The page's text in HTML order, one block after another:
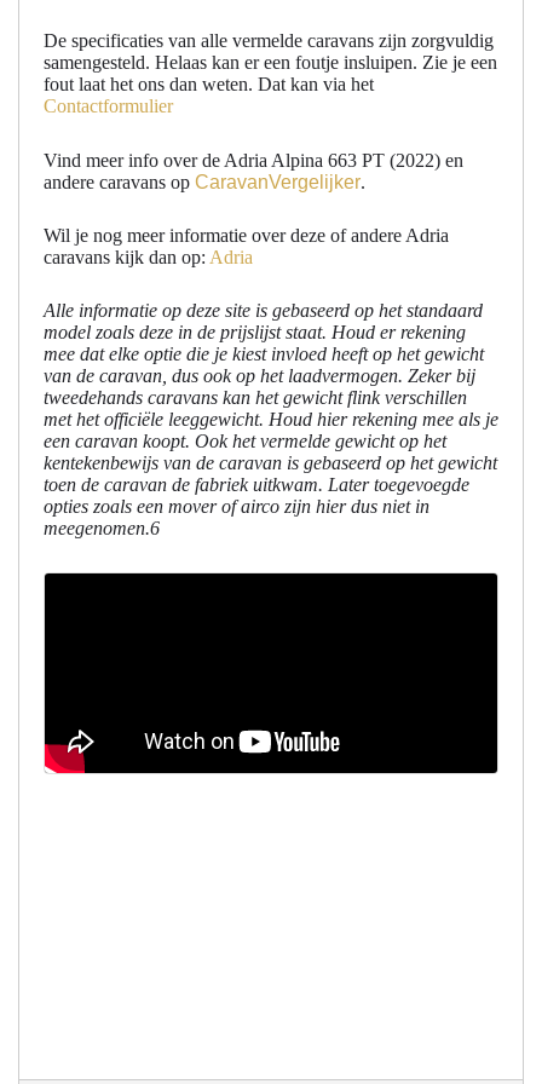
De specificaties van alle vermelde caravans zijn zorgvuldig
samengesteld. Helaas kan er een foutje insluipen. Zie je een
fout laat het ons dan weten. Dat kan via het
Contactformulier
Vind meer info over de Adria Alpina 663 PT (2022) en
andere caravans op CaravanVergelijker.
Wil je nog meer informatie over deze of andere Adria
caravans kijk dan op: Adria
Alle informatie op deze site is gebaseerd op het standaard
model zoals deze in de prijslijst staat. Houd er rekening
mee dat elke optie die je kiest invloed heeft op het gewicht
van de caravan, dus ook op het laadvermogen. Zeker bij
tweedehands caravans kan het gewicht flink verschillen
met het officiële leeggewicht. Houd hier rekening mee als je
een caravan koopt. Ook het vermelde gewicht op het
kentekenbewijs van de caravan is gebaseerd op het gewicht
toen de caravan de fabriek uitkwam. Later toegevoegde
opties zoals een mover of airco zijn hier dus niet in
meegenomen.6